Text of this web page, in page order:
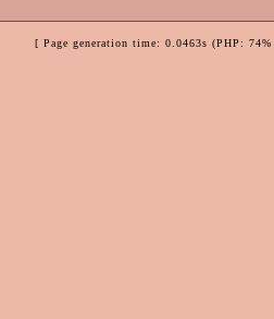
[ Page generation time: 0.0463s (PHP: